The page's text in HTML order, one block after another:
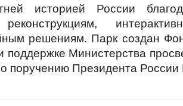
историей России
решениям. Парк создан
поддержке Министерства
поручению Президента